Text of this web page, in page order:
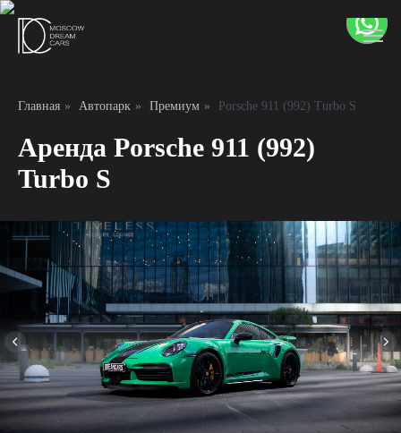
Главная » Автопарк » Премиум » Porsche 911 (992) Turbo S
Аренда Porsche 911 (992)
Turbo S